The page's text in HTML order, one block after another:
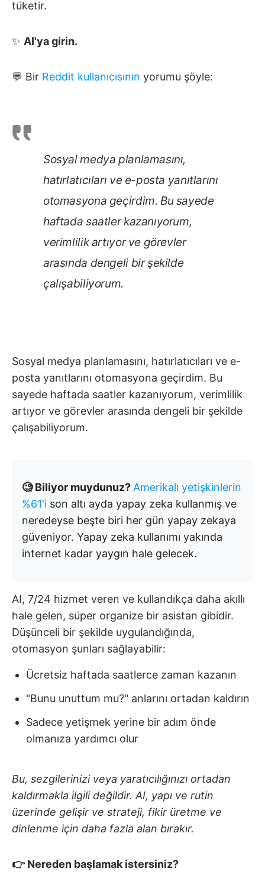
tüketir.
✨ AI'ya girin.
💬 Bir Reddit kullanıcısının yorumu şöyle:
Sosyal medya planlamasını,
hatırlatıcıları ve e-posta yanıtlarını
otomasyona geçirdim. Bu sayede
haftada saatler kazanıyorum,
verimlilik artıyor ve görevler
arasında dengeli bir şekilde
çalışabiliyorum.
Sosyal medya planlamasını, hatırlatıcıları ve e-
posta yanıtlarını otomasyona geçirdim. Bu
sayede haftada saatler kazanıyorum, verimlilik
artıyor ve görevler arasında dengeli bir şekilde
çalışabiliyorum.
🧐 Biliyor muydunuz? Amerikalı yetişkinlerin
%61'i son altı ayda yapay zeka kullanmış ve
neredeyse beşte biri her gün yapay zekaya
güveniyor. Yapay zeka kullanımı yakında
internet kadar yaygın hale gelecek.
AI, 7/24 hizmet veren ve kullandıkça daha akıllı
hale gelen, süper organize bir asistan gibidir.
Düşünceli bir şekilde uygulandığında,
otomasyon şunları sağlayabilir:
Ücretsiz haftada saatlerce zaman kazanın
"Bunu unuttum mu?" anlarını ortadan kaldırın
Sadece yetişmek yerine bir adım önde
olmanıza yardımcı olur
Bu, sezgilerinizi veya yaratıcılığınızı ortadan
kaldırmakla ilgili değildir. AI, yapı ve rutin
üzerinde gelişir ve strateji, fikir üretme ve
dinlenme için daha fazla alan bırakır.
👉 Nereden başlamak istersiniz?